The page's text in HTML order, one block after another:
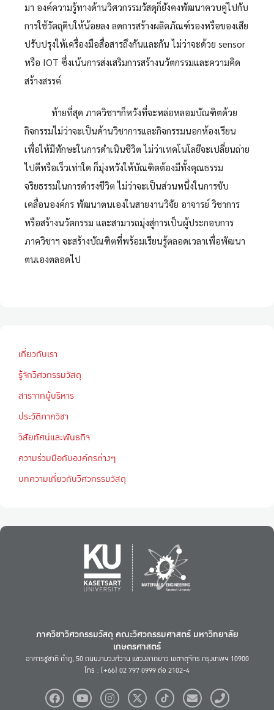
เกี่ยวกับเรา
รู้จักวิศวกรรมวัสดุ
สารจากผู้บริหาร
ประวัติภาควิชา
วิสัยทัศน์และพันธกิจ
ความร่วมมือกับองค์กรต่างๆ
บทความเกี่ยวกับวิศวกรรมวัสดุ
มา องค์ความรู้ทางด้านวิศวกรรมวัสดุก็ยังคงพัฒนาควบคู่ไปกับ
การใช้วัตถุดิบให้น้อยลง ลดการสร้างผลิตภัณฑ์รองหรือของเสีย
ปรับปรุงให้เครื่องมือสื่อสารถึงกันและกัน ไม่ว่าจะด้วย sensor
หรือ IOT ซึ่งเน้นการส่งเสริมการสร้างนวัตกรรมและความคิด
สร้างสรรค์
ท้ายที่สุด ภาควิชาฯก็หวังที่จะหล่อหลอมบัณฑิตด้วย
กิจกรรมไม่ว่าจะเป็นด้านวิชาการและกิจกรรมนอกห้องเรียน
เพื่อให้มีทักษะในการดำเนินชีวิต ไม่ว่าเทคโนโลยีจะเปลี่ยนถ่าย
ไปดีหรือเร็วเท่าใด ก็มุ่งหวังให้บัณฑิตต้องมีทั้งคุณธรรม
จริยธรรมในการดำรงชีวิต ไม่ว่าจะเป็นส่วนหนึ่งในการขับ
เคลื่อนองค์กร พัฒนาตนเองในสายงานวิจัย อาจารย์ วิชาการ
หรือสร้างนวัตกรรม และสามารถมุ่งสู่การเป็นผู้ประกอบการ
ภาควิชาฯ จะสร้างบัณฑิตที่พร้อมเรียนรู้ตลอดเวลาเพื่อพัฒนา
ตนเองตลอดไป
ภาควิชาวิศวกรรมวัสดุ คณะวิศวกรรมศาสตร์ มหาวิทยาลัย
เกษตรศาสตร์
อาคารชูชาติ กำภู, 50 ถนนงามวงศ์วาน แขวงลาดยาว เขตจตุจักร กรุงเทพฯ 10900
โทร : (+66) 02 797 0999 ต่อ 2102-4